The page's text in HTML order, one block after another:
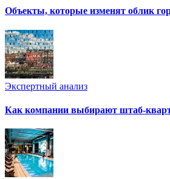
Объекты, которые изменят облик
Экспертный анализ
Как компании выбирают штаб-